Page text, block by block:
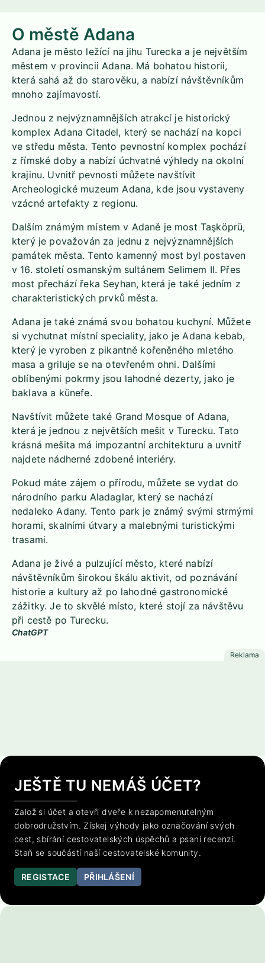
O městě Adana
Adana je město ležící na jihu Turecka a je největším
městem v provincii Adana. Má bohatou historii,
která sahá až do starověku, a nabízí návštěvníkům
mnoho zajímavostí.
Jednou z nejvýznamnějších atrakcí je historický
komplex Adana Citadel, který se nachází na kopci
ve středu města. Tento pevnostní komplex pochází
z římské doby a nabízí úchvatné výhledy na okolní
krajinu. Uvnitř pevnosti můžete navštívit
Archeologické muzeum Adana, kde jsou vystaveny
vzácné artefakty z regionu.
Dalším známým místem v Adaně je most Taşköprü,
který je považován za jednu z nejvýznamnějších
památek města. Tento kamenný most byl postaven
v 16. století osmanským sultánem Selimem II. Přes
most přechází řeka Seyhan, která je také jedním z
charakteristických prvků města.
Adana je také známá svou bohatou kuchyní. Můžete
si vychutnat místní speciality, jako je Adana kebab,
který je vyroben z pikantně kořeněného mletého
masa a griluje se na otevřeném ohni. Dalšími
oblíbenými pokrmy jsou lahodné dezerty, jako je
baklava a künefe.
Navštívit můžete také Grand Mosque of Adana,
která je jednou z největších mešit v Turecku. Tato
krásná mešita má impozantní architekturu a uvnitř
najdete nádherné zdobené interiéry.
Pokud máte zájem o přírodu, můžete se vydat do
národního parku Aladaglar, který se nachází
nedaleko Adany. Tento park je známý svými strmými
horami, skalními útvary a malebnými turistickými
trasami.
Adana je živé a pulzující město, které nabízí
návštěvníkům širokou škálu aktivit, od poznávání
historie a kultury až po lahodné gastronomické
zážitky. Je to skvělé místo, které stojí za návštěvu
při cestě po Turecku.
ChatGPT
JEŠTĚ TU NEMÁŠ ÚČET?
Založ si účet a otevři dveře k nezapomenutelným
dobrodružstvím. Získej výhody jako označování svých
cest, sbírání cestovatelských úspěchů a psaní recenzí.
Staň se součástí naší cestovatelské komunity.
REGISTACE PŘIHLÁŠENÍ